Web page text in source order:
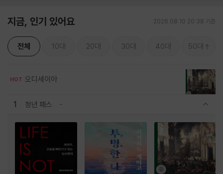
지금, 인기 있어요 2026.08.10 20:38 기준
전체 10대 20대 30대 40대 50대
HOT 오디세이아
1 청년 패스